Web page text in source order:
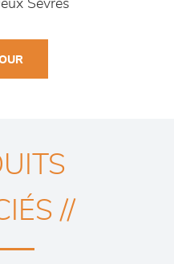
Sèvres
//